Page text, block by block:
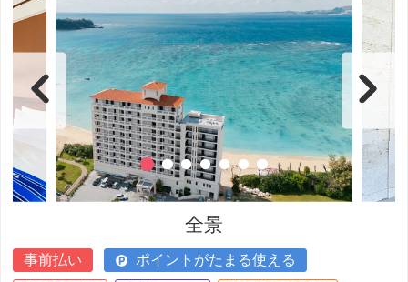
全景
事前払い
ポイントがたまる使える